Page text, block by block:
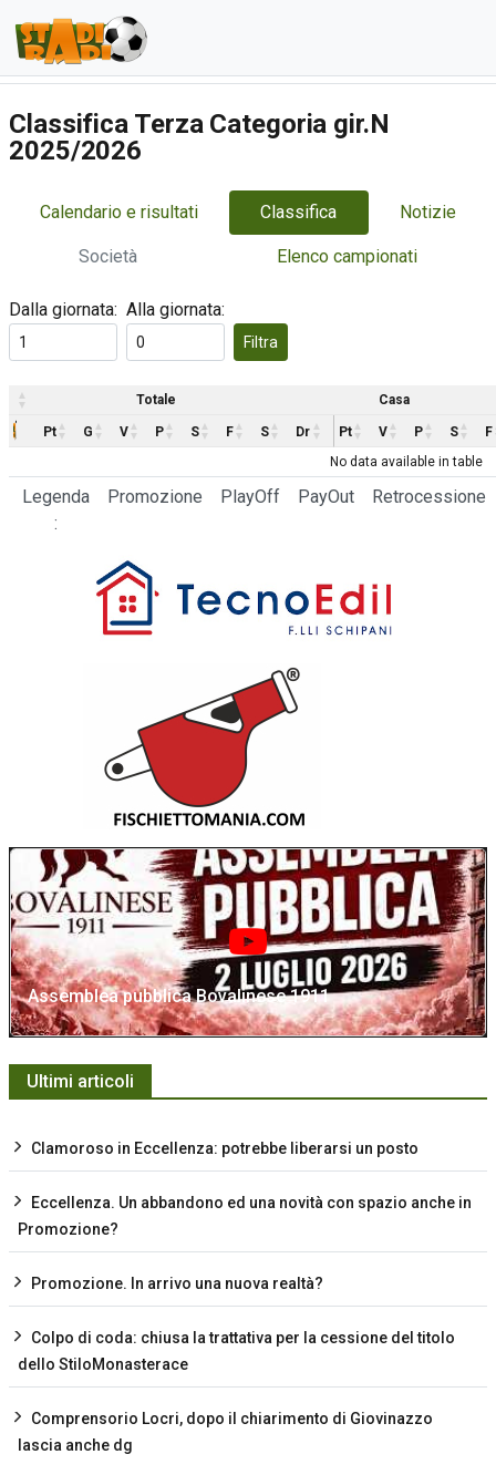
Classifica Terza Categoria gir.N
2025/2026
Calendario e risultati Classifica Notizie
Società Elenco campionati
Dalla giornata: Alla giornata:
Filtra
Totale Casa
Pt G V P S F S Dr Pt V P S
F
No data available in table
Legenda
:
Promozione PlayOff PayOut Retrocessione
Assemblea pubblica Bovalinese 1911
Ultimi articoli
Clamoroso in Eccellenza: potrebbe liberarsi un posto
Eccellenza. Un abbandono ed una novità con spazio anche in
Promozione?
Promozione. In arrivo una nuova realtà?
Colpo di coda: chiusa la trattativa per la cessione del titolo
dello StiloMonasterace
Comprensorio Locri, dopo il chiarimento di Giovinazzo
lascia anche dg